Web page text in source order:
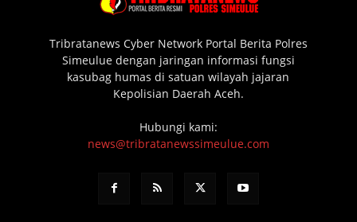
Tribratanews Cyber Network Portal Berita Polres
Simeulue dengan jaringan informasi fungsi
kasubag humas di satuan wilayah jajaran
Kepolisian Daerah Aceh.
Hubungi kami:
news@tribratanewssimeulue.com